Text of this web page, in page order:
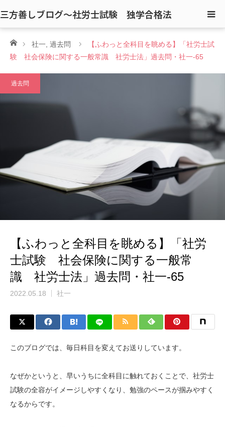
三方善しブログ〜社労士試験 独学合格法
ホーム社一 過去問
【ふわっと全科目を眺める】「社労士試
験 社会保険に関する一般常識 社労士法」過去問・社一-65
過去問
【ふわっと全科目を眺める】「社労
士試験 社会保険に関する一般常
識 社労士法」過去問・社一-65
2022.05.18 社一
このブログでは、毎日科目を変えてお送りしています。
なぜかというと、早いうちに全科目に触れておくことで、社労士
試験の全容がイメージしやすくなり、勉強のペースが掴みやすく
なるからです。